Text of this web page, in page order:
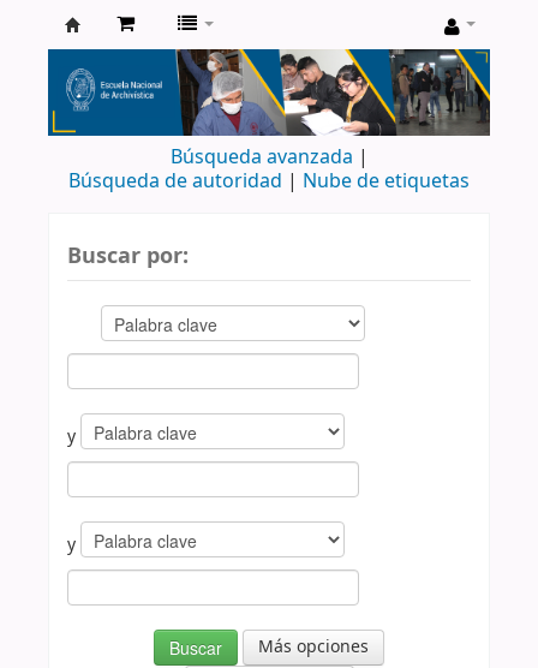
Catálogo
de
Biblioteca
ENA
Búsqueda avanzada
Búsqueda de autoridad
Nube de etiquetas
Buscar por:
y
y
Más opciones